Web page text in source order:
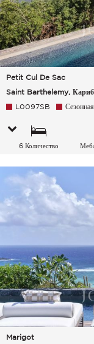
Petit Cul De Sac
Saint Barthelemy,
L0097SB
6 Количество
Marigot